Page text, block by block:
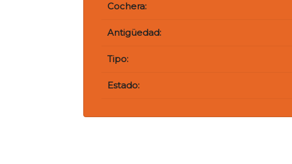
Cochera:
Antigüedad:
Tipo:
Estado: